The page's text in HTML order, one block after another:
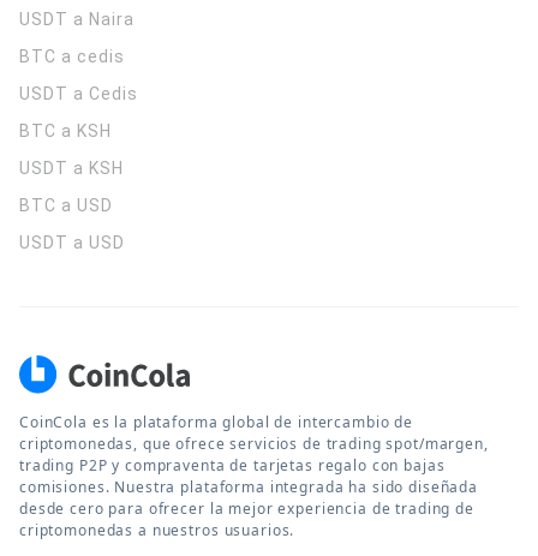
USDT a Naira
BTC a cedis
USDT a Cedis
BTC a KSH
USDT a KSH
BTC a USD
USDT a USD
CoinCola es la plataforma global de intercambio de
criptomonedas, que ofrece servicios de trading spot/margen,
trading P2P y compraventa de tarjetas regalo con bajas
comisiones. Nuestra plataforma integrada ha sido diseñada
desde cero para ofrecer la mejor experiencia de trading de
criptomonedas a nuestros usuarios.